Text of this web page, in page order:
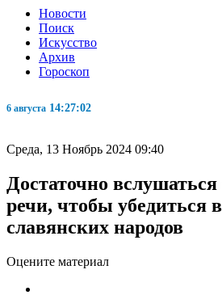
Новости
Поиск
Искусство
Архив
Гороскоп
6 августа 14:27:02
Среда, 13 Ноябрь 2024 09:40
Достаточно
речи, чтобы убедиться
славянских народов
Оцените материал